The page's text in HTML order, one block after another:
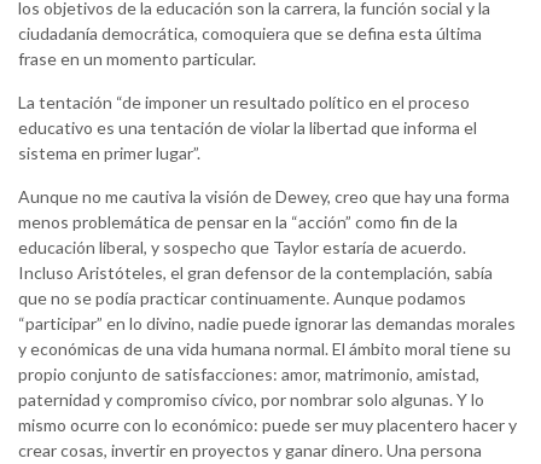
los objetivos de la educación son la carrera, la función social y la
ciudadanía democrática, comoquiera que se defina esta última
frase en un momento particular.
La tentación “de imponer un resultado político en el proceso
educativo es una tentación de violar la libertad que informa el
sistema en primer lugar”.
Aunque no me cautiva la visión de Dewey, creo que hay una forma
menos problemática de pensar en la “acción” como fin de la
educación liberal, y sospecho que Taylor estaría de acuerdo.
Incluso Aristóteles, el gran defensor de la contemplación, sabía
que no se podía practicar continuamente. Aunque podamos
“participar” en lo divino, nadie puede ignorar las demandas morales
y económicas de una vida humana normal. El ámbito moral tiene su
propio conjunto de satisfacciones: amor, matrimonio, amistad,
paternidad y compromiso cívico, por nombrar solo algunas. Y lo
mismo ocurre con lo económico: puede ser muy placentero hacer y
crear cosas, invertir en proyectos y ganar dinero. Una persona